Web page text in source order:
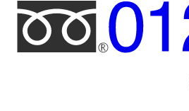
フ
リ
ー